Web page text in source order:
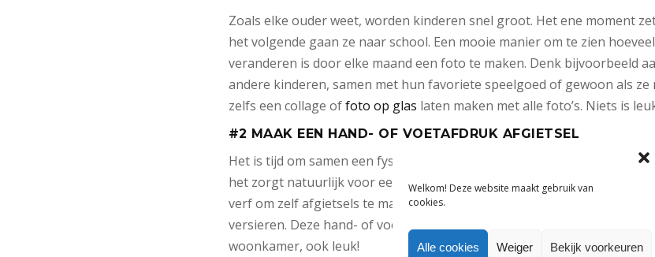
Welkom! Deze website maakt gebruik van
cookies.
Alle cookies Weiger Bekijk voorkeuren
Zoals elke ouder weet, worden kinderen snel groot. Het ene moment
het volgende gaan ze naar school. Een mooie manier om te zien
veranderen is door elke maand een foto te maken. Denk bijvoorbeeld
andere kinderen, samen met hun favoriete speelgoed of gewoon als ze
zelfs een collage offoto op glas laten maken met alle foto’s. Niets is
#2 MAAK EEN HAND- OF VOETAFDRUK AFGIETSEL
Het is tijd om samen een fysieke herinnering te maken! Een leuke
het zorgt natuurlijk voor een uniek aandenken. Gebruik hiervoor
verf om zelf afgietsels te maken. Nadat de basis staat, kun je de tijd
versieren. Deze hand- of voetafdruk verdient een mooi plekje in de
woonkamer, ook leuk!